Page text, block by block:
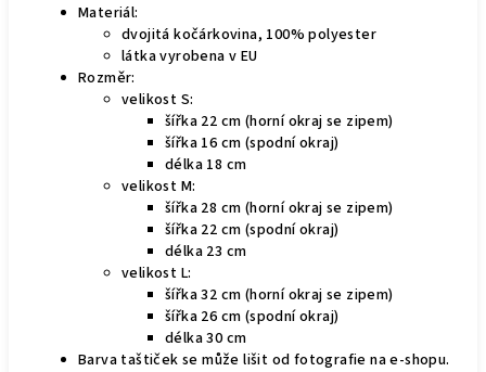
Materiál:
dvojitá kočárkovina, 100% polyester
látka vyrobena v EU
Rozměr:
velikost S:
šířka 22 cm (horní okraj se zipem)
šířka 16 cm (spodní okraj)
délka 18 cm
velikost M:
šířka 28 cm (horní okraj se zipem)
šířka 22 cm (spodní okraj)
délka 23 cm
velikost L:
šířka 32 cm (horní okraj se zipem)
šířka 26 cm (spodní okraj)
délka 30 cm
Barva taštiček se může lišit od fotografie na e-shopu.